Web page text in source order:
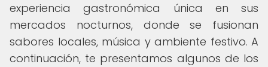
experiencia gastronómica única en sus
mercados nocturnos, donde se fusionan
sabores locales, música y ambiente festivo. A
continuación, te presentamos algunos de los